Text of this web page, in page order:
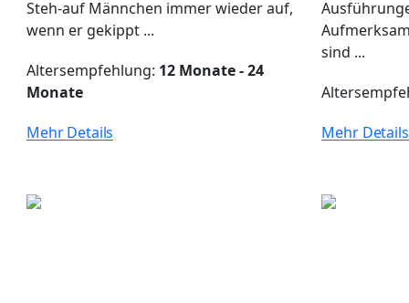
Steh-auf Männchen immer wieder auf,
wenn er gekippt ...
Altersempfehlung: 12 Monate - 24
Monate
Mehr Details
sind ...
Mehr Details